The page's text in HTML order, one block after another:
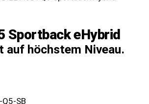
Sportback eHybrid
auf höchstem Niveau.